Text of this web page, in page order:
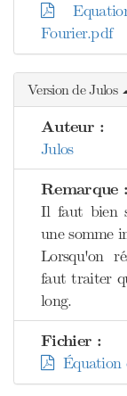
Equation
Fourier.pdf
Version de Julos
Auteur :
Julos
Remarque :
Il faut bien
une somme
Lorsqu'on
faut traiter
long.
Fichier :
Équation